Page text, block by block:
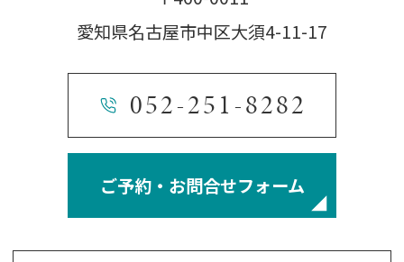
愛知県名古屋市中区大須4-11-17
052-251-8282
ご予約・お問合せフォーム